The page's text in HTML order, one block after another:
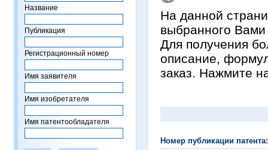
Название
Публикация
Регистрационный номер
Имя заявителя
Имя изобретателя
Имя патентообладателя
На данной
выбранного Вами
Для получения
описание,
заказ. Нажмите
Номер публикации патента: